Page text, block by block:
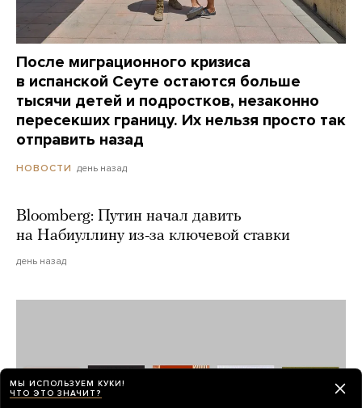
После миграционного кризиса
в испанской Сеуте остаются больше
тысячи детей и подростков, незаконно
пересекших границу. Их нельзя просто так
отправить назад
НОВОСТИ день назад
Bloomberg: Путин начал давить
на Набиуллину из-за ключевой ставки
день назад
МЫ ИСПОЛЬЗУЕМ КУКИ!
ЧТО ЭТО ЗНАЧИТ?